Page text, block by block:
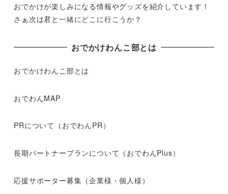
おでかけが楽しみになる情報やグッズを紹介しています！
さぁ次は君と一緒にどこに行こうか？
おでかけわんこ部とは
おでかけわんこ部とは
おでわんMAP
PRについて（おでわんPR）
長期パートナープランについて（おでわんPlus）
応援サポーター募集（企業様・個人様）